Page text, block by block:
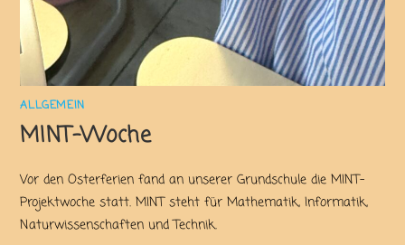
ALLGEMEIN
MINT-Woche
Vor den Osterferien fand an unserer Grundschule die MINT-
Projektwoche statt. MINT steht für Mathematik, Informatik,
Naturwissenschaften und Technik.